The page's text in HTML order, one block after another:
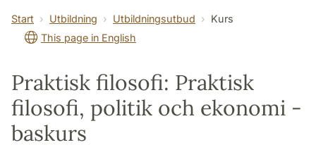
Personal Kontakt Institutionen
Start Utbildning Utbildningsutbud
Kurs
This page in English
Praktisk filosofi: Praktisk
filosofi, politik och ekonomi -
baskurs